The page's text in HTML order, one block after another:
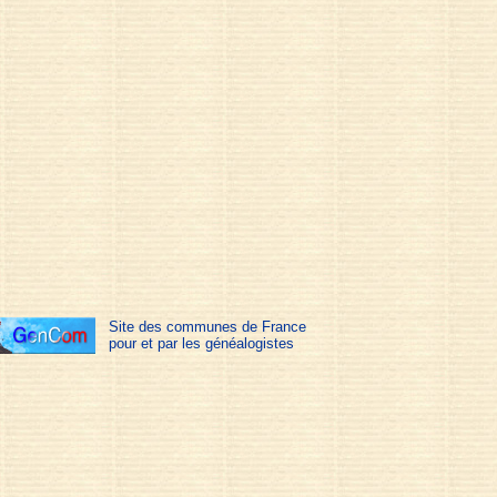
Site des communes de France
pour et par les généalogistes